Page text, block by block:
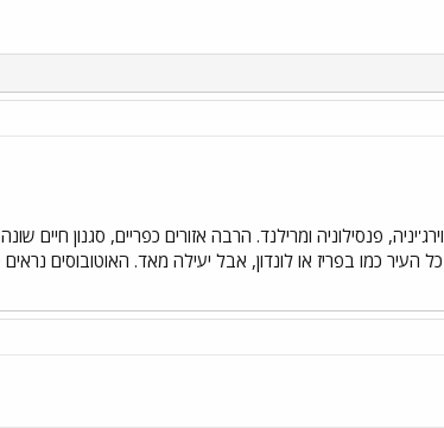
פנסילוניה ומרילנד. הרבה אזורים כפריים, סגנון חיים
כמו בפריז או לונדון, אבל יעילה מאד. האוטובוסים